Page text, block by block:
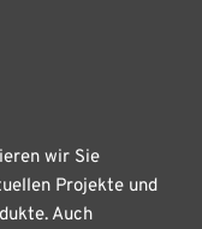
wir Sie
Projekte und
Auch